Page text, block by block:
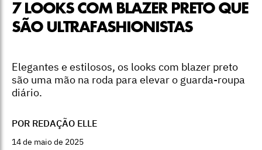
7 LOOKS COM BLAZER PRETO QUE
SÃO ULTRAFASHIONISTAS
Elegantes e estilosos, os looks com blazer preto
são uma mão na roda para elevar o guarda-roupa
diário.
POR REDAÇÃO ELLE
14 de maio de 2025